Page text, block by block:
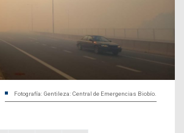
Fotografía: Gentileza: Central de Emergencias Biobío.